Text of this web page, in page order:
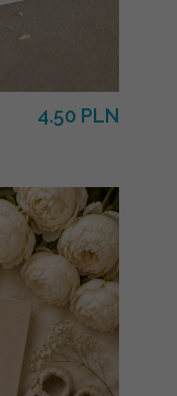
4.50 PLN